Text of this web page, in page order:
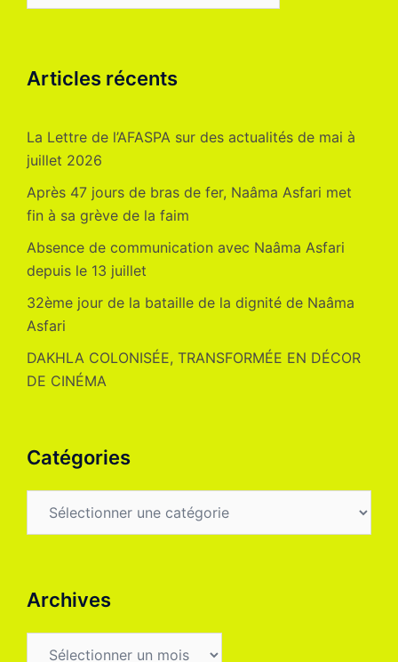
Articles récents
La Lettre de l’AFASPA sur des actualités de mai à
juillet 2026
Après 47 jours de bras de fer, Naâma Asfari met
fin à sa grève de la faim
Absence de communication avec Naâma Asfari
depuis le 13 juillet
32ème jour de la bataille de la dignité de Naâma
Asfari
DAKHLA COLONISÉE, TRANSFORMÉE EN DÉCOR
DE CINÉMA
Catégories
Archives